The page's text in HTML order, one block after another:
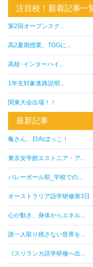
注目校！新着記事一
第2回オープンスク...
高2夏期授業、TGGに...
高校･インターハイ...
1年生対象進路説明...
関東大会出場！！
最新記事
亀さん、日向ぼっこ！
東京女学館エストニア・ア...
バレーボール部_学校での...
オーストラリア語学研修第3日
心が動き、身体からエネル...
誰一人取り残さない世界を...
《スリランカ語学研修へ出...